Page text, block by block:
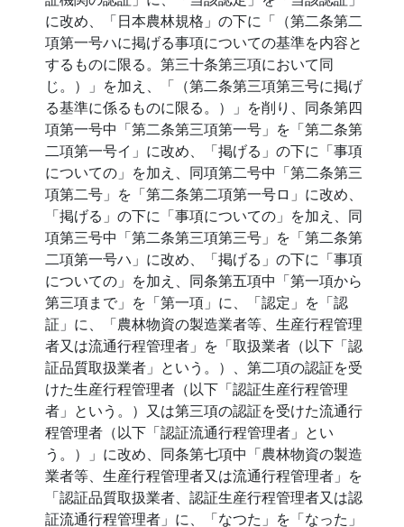
に改め、「日本農林規格」の下に「（第二条第二
項第一号ハに掲げる事項についての基準を内容と
するものに限る。第三十条第三項において同
じ。）」を加え、「（第二条第三項第三号に掲げ
る基準に係るものに限る。）」を削り、同条第四
項第一号中「第二条第三項第一号」を「第二条第
二項第一号イ」に改め、「掲げる」の下に「事項
についての」を加え、同項第二号中「第二条第三
項第二号」を「第二条第二項第一号ロ」に改め、
「掲げる」の下に「事項についての」を加え、同
項第三号中「第二条第三項第三号」を「第二条第
二項第一号ハ」に改め、「掲げる」の下に「事項
についての」を加え、同条第五項中「第一項から
第三項まで」を「第一項」に、「認定」を「認
証」に、「農林物資の製造業者等、生産行程管理
者又は流通行程管理者」を「取扱業者（以下「認
証品質取扱業者」という。）、第二項の認証を受
けた生産行程管理者（以下「認証生産行程管理
者」という。）又は第三項の認証を受けた流通行
程管理者（以下「認証流通行程管理者」とい
う。）」に改め、同条第七項中「農林物資の製造
業者等、生産行程管理者又は流通行程管理者」を
「認証品質取扱業者、認証生産行程管理者又は認
証流通行程管理者」に、「なつた」を「なった」